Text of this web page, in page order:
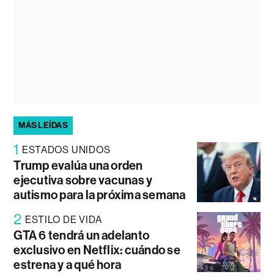
MÁS LEÍDAS
1 ESTADOS UNIDOS
Trump evalúa una orden
ejecutiva sobre vacunas y
autismo para la próxima semana
2 ESTILO DE VIDA
GTA 6 tendrá un adelanto
exclusivo en Netflix: cuándo se
estrena y a qué hora